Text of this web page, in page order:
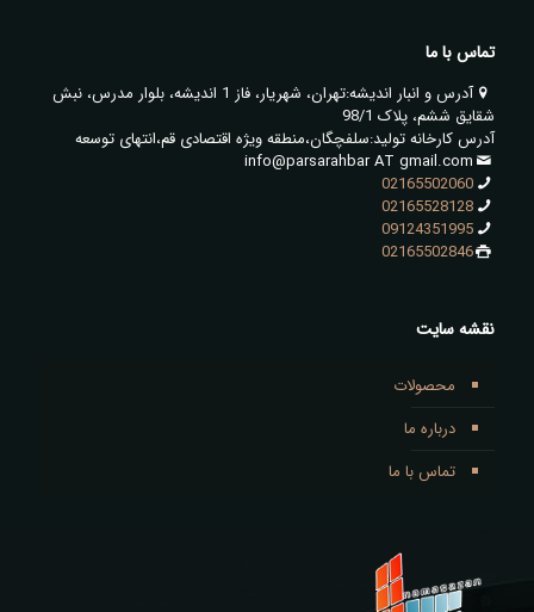
تماس با ما
آدرس و انبار اندیشه:تهران، شهریار، فاز 1 اندیشه، بلوار مدرس، نبش
شقایق ششم، پلاک 98/1
آدرس کارخانه تولید:سلفچگان،منطقه ویژه اقتصادی قم،انتهای توسعه
info@parsarahbar AT gmail.com
02165502060
02165528128
09124351995
02165502846
نقشه سایت
محصولات
درباره ما
تماس با ما